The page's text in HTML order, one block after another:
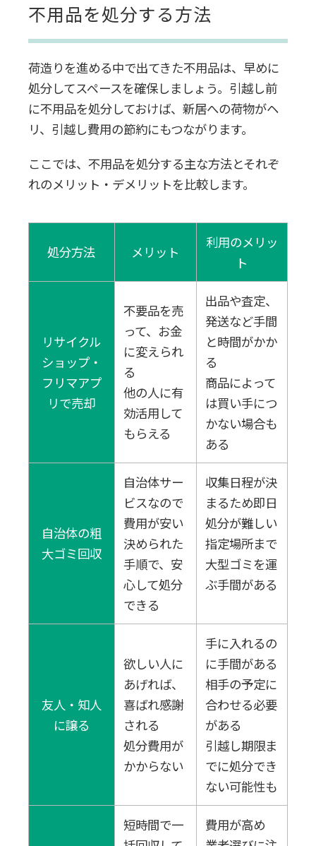
不用品を処分する方法
荷造りを進める中で出てきた不用品は、早めに
処分してスペースを確保しましょう。引越し前
に不用品を処分しておけば、新居への荷物がヘ
リ、引越し費用の節約にもつながります。
ここでは、不用品を処分する主な方法とそれぞ
れのメリット・デメリットを比較します。
処分方法 メリット
利用のメリッ
ト
リサイクル
ショップ・
フリマアプ
リで売却
不要品を売
って、お金
に変えられ
る
他の人に有
効活用して
もらえる
出品や査定、
発送など手間
と時間がかか
る
商品によって
は買い手につ
かない場合も
ある
自治体の粗
大ゴミ回収
自治体サー
ビスなので
費用が安い
決められた
手順で、安
心して処分
できる
収集日程が決
まるため即日
処分が難しい
指定場所まで
大型ゴミを運
ぶ手間がある
友人・知人
に譲る
欲しい人に
あげれば、
喜ばれ感謝
される
処分費用が
かからない
手に入れるの
に手間がある
相手の予定に
合わせる必要
がある
引越し期限ま
でに処分でき
ない可能性も
短時間で一
費用が高め